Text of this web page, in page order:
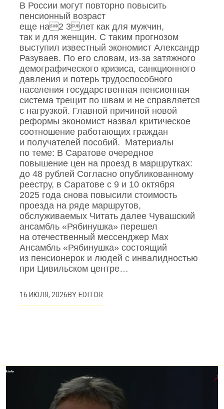
В России могут повторно повысить
пенсионный возраст
еще на2 3лет как для мужчин,
так и для женщин. С таким прогнозом
выступил известный экономист Александр
Разуваев. По его словам, из‑за затяжного
демографического кризиса, санкционного
давления и потерь трудоспособного
населения государственная пенсионная
система трещит по швам и не справляется
с нагрузкой. Главной причиной новой
реформы экономист назвал критическое
соотношение работающих граждан
и получателей пособий. Материалы
по теме: В Саратове очередное
повышение цен на проезд в маршрутках:
до 48 рублей Согласно опубликованному
реестру, в Саратове с 9 и 10 октября
2025 года снова повысили стоимость
проезда на ряде маршрутов,
обслуживаемых Читать далее Чувашский
ансамбль «Рябинушка» перешел
на отечественный мессенджер Max
Ансамбль «Рябинушка» состоящий
из пенсионерок и людей с инвалидностью
при Цивильском центре…
16 ИЮЛЯ, 2026BYEDITOR